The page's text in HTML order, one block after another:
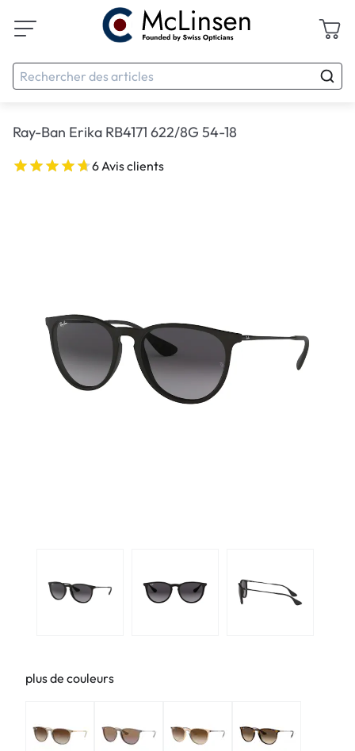
Ray-Ban Erika RB4171 622/8G 54-18
6 Avis clients
plus de couleurs